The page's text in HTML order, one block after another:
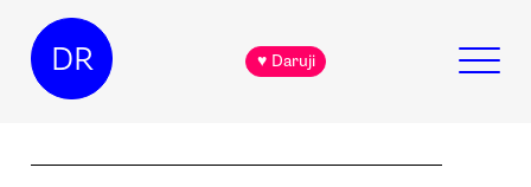
DR ♥ Daruji